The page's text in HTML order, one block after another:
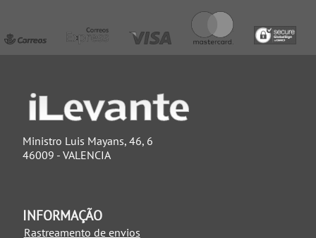
Ministro Luis Mayans, 46, 6
46009 - VALENCIA
INFORMAÇÃO
Rastreamento de envios